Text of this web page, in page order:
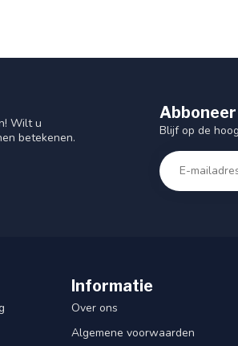
Wilt u
betekenen.
Blijf op de
Informatie
Over ons
Algemene voorwaarden